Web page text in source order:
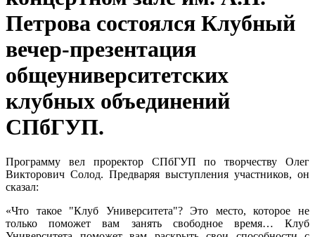
Петрова состоялся Клубный
вечер-презентация
общеуниверситетских
клубных объединений
СПбГУП.
Программу вел проректор СПбГУП по творчеству Олег
Викторович Солод. Предваряя выступления участников, он
сказал:
«Что такое "Клуб Университета"? Это место, которое не
только поможет вам занять свободное время… Клуб